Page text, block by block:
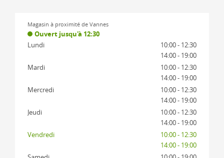
Magasin à proximité de Vannes
Ouvert jusqu'à 12:30
Lundi
10:00 - 12:30
14:00 - 19:00
Mardi
10:00 - 12:30
14:00 - 19:00
Mercredi
10:00 - 12:30
14:00 - 19:00
Jeudi
10:00 - 12:30
14:00 - 19:00
Vendredi
10:00 - 12:30
14:00 - 19:00